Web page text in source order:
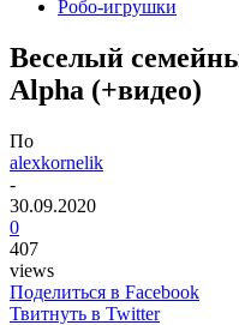
Робо-игрушки
Веселый
Alpha (+видео)
По
alexkornelik
-
30.09.2020
0
407
views
Поделиться в Facebook
Твитнуть в Twitter